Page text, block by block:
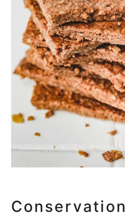
Conservation